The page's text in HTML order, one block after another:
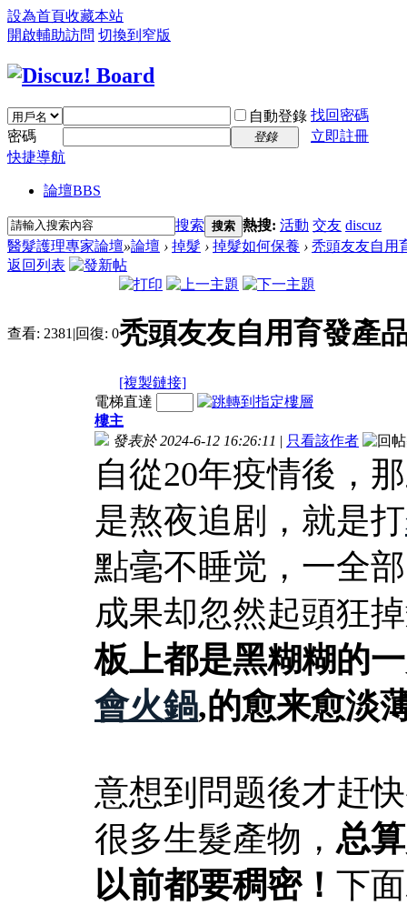
設為首頁收藏本站
開啟輔助訪問 切換到窄版
自動登錄 找回密碼
密碼
登錄
立即註冊
快捷導航
論壇BBS
搜索 搜索 熱搜: 活動 交友 discuz
醫髮護理專家論壇»論壇 › 掉髮 › 掉髮如何保養 › 秃頭友友自用
返回列表
查看: 2381 |回復: 0秃頭友友自用育發產
[複製鏈接]
電梯直達
樓主
發表於 2024-6-12 16:26:11 | 只看該作者
自從20年疫情後，
是熬夜追剧，就是打
點毫不睡觉，一全
成果却忽然起頭狂
板上都是黑糊糊的
會火鍋,的愈来愈淡
意想到問题後才赶
很多生髮產物， 总
以前都要稠密！ 下